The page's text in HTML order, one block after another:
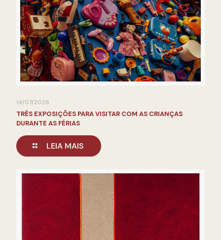
14/07/2026
TRÊS EXPOSIÇÕES PARA VISITAR COM AS CRIANÇAS
DURANTE AS FÉRIAS
LEIA MAIS